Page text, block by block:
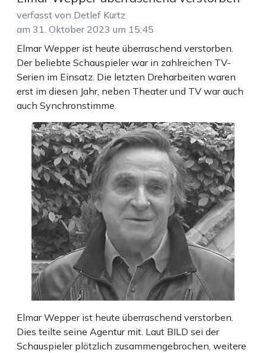
verfasst von Detlef Kurtz
am 31. Oktober 2023 um 15:45
Elmar Wepper ist heute überraschend verstorben.
Der beliebte Schauspieler war in zahlreichen TV-
Serien im Einsatz. Die letzten Dreharbeiten waren
erst im diesen Jahr, neben Theater und TV war auch
auch Synchronstimme.
Elmar Wepper ist heute überraschend verstorben.
Dies teilte seine Agentur mit. Laut BILD sei der
Schauspieler plötzlich zusammengebrochen, weitere